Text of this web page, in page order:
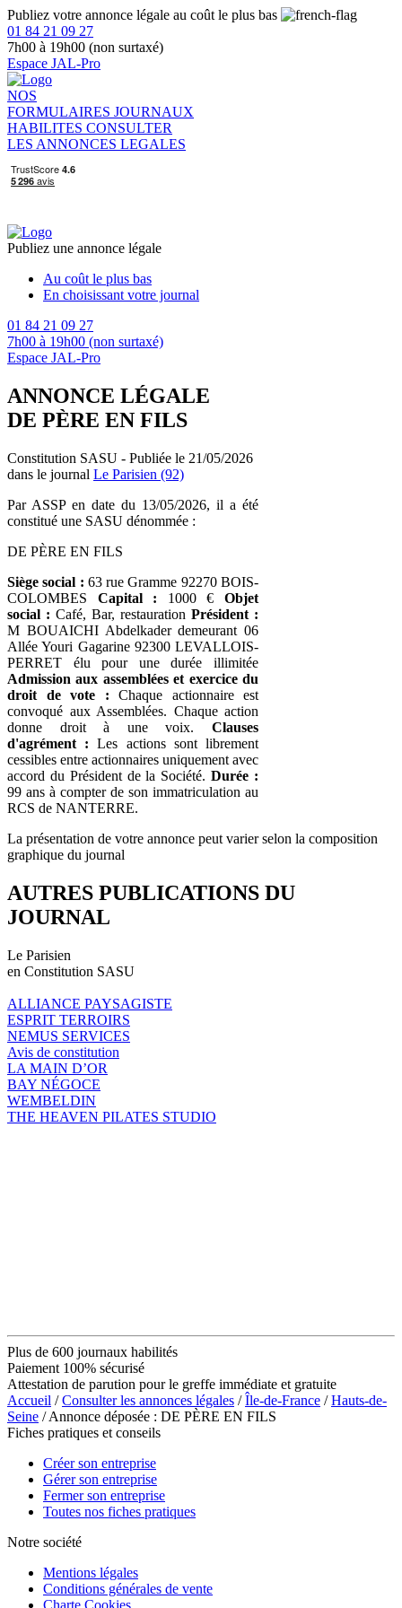
Publiez votre annonce légale au coût le plus bas
01 84 21 09 27
7h00 à 19h00 (non surtaxé)
Espace JAL-Pro
NOS
FORMULAIRES JOURNAUX
HABILITES CONSULTER
LES ANNONCES LEGALES
Publiez une annonce légale
Au coût le plus bas
En choisissant votre journal
01 84 21 09 27
7h00 à 19h00 (non surtaxé)
Espace JAL-Pro
ANNONCE LÉGALE
DE PÈRE EN FILS
Constitution SASU - Publiée le 21/05/2026
dans le journal Le Parisien (92)
Par ASSP en date du 13/05/2026, il a été
constitué une SASU dénommée :
DE PÈRE EN FILS
Siège social : 63 rue Gramme 92270 BOIS-
COLOMBES Capital : 1000 €Objet
social : Café, Bar, restauration Président :
M BOUAICHI Abdelkader demeurant 06
Allée Youri Gagarine 92300 LEVALLOIS-
PERRET élu pour une durée illimitée
Admission aux assemblées et exercice du
droit de vote : Chaque actionnaire est
convoqué aux Assemblées. Chaque action
donne droit à une voix. Clauses
d'agrément : Les actions sont librement
cessibles entre actionnaires uniquement avec
accord du Président de la Société.Durée :
99 ans à compter de son immatriculation au
RCS de NANTERRE.
La présentation de votre annonce peut varier selon la composition
graphique du journal
AUTRES PUBLICATIONS DU
JOURNAL
Le Parisien
en Constitution SASU
ALLIANCE PAYSAGISTE
ESPRIT TERROIRS
NEMUS SERVICES
Avis de constitution
LA MAIN D’OR
BAY NÉGOCE
WEMBELDIN
THE HEAVEN PILATES STUDIO
Plus de 600 journaux habilités
Paiement 100% sécurisé
Attestation de parution pour le greffe immédiate et gratuite
Accueil /Consulter les annonces légales /Île-de-France /Hauts-de-
Seine / Annonce déposée : DE PÈRE EN FILS
Fiches pratiques et conseils
Créer son entreprise
Gérer son entreprise
Fermer son entreprise
Toutes nos fiches pratiques
Notre société
Mentions légales
Conditions générales de vente
Charte Cookies